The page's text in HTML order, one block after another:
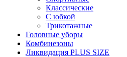
Классические
С юбкой
Трикотажные
Головные уборы
Комбинезоны
Ликвидация PLUS SIZE